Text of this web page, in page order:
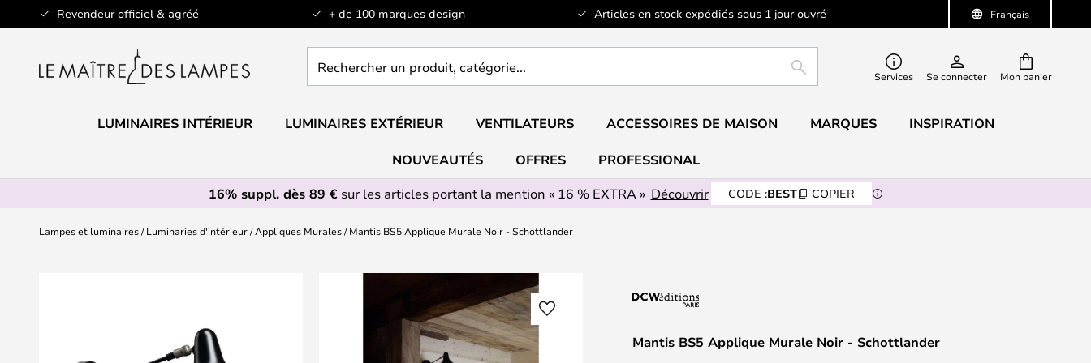
Français
Revendeur officiel & agréé + de 100 marques design Articles en stock expédiés sous 1 jour ouvré
Allez
au
Mon panier
un
catégorie...
RECHERCHERServices Se connecter
LUMINAIRES INTÉRIEUR LUMINAIRES EXTÉRIEUR VENTILATEURS ACCESSOIRES DE MAISON MARQUES INSPIRATION
NOUVEAUTÉS OFFRES
PROFESSIONAL
16% suppl. dès 89 €sur les articles portant la mention « 16 % EXTRA » Découvrir CODE :BEST COPIER
Lampes et luminaires Luminaries d'intérieur Appliques Murales Mantis BS5 Applique Murale Noir - Schottlander
Mantis BS5 Applique Murale Noir - Schottlander